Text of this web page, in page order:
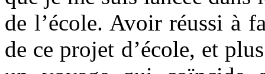
de l’école. Avoir réussi à
de ce projet d’école, et